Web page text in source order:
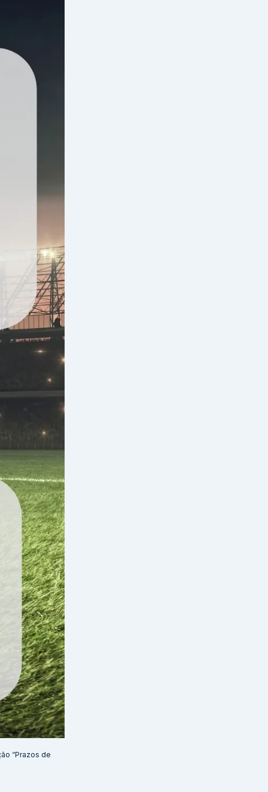
“Prazos de